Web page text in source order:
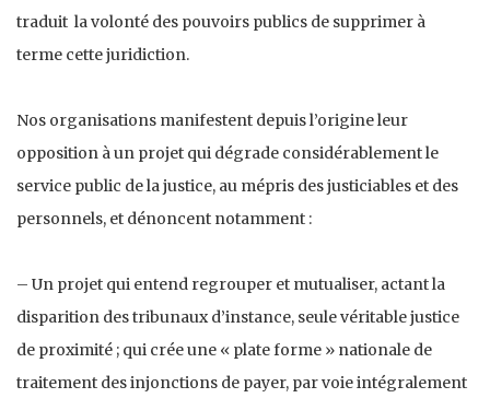
traduit la volonté des pouvoirs publics de supprimer à
terme cette juridiction.
Nos organisations manifestent depuis l’origine leur
opposition à un projet qui dégrade considérablement le
service public de la justice, au mépris des justiciables et des
personnels, et dénoncent notamment :
– Un projet qui entend regrouper et mutualiser, actant la
disparition des tribunaux d’instance, seule véritable justice
de proximité ; qui crée une « plate forme » nationale de
traitement des injonctions de payer, par voie intégralement